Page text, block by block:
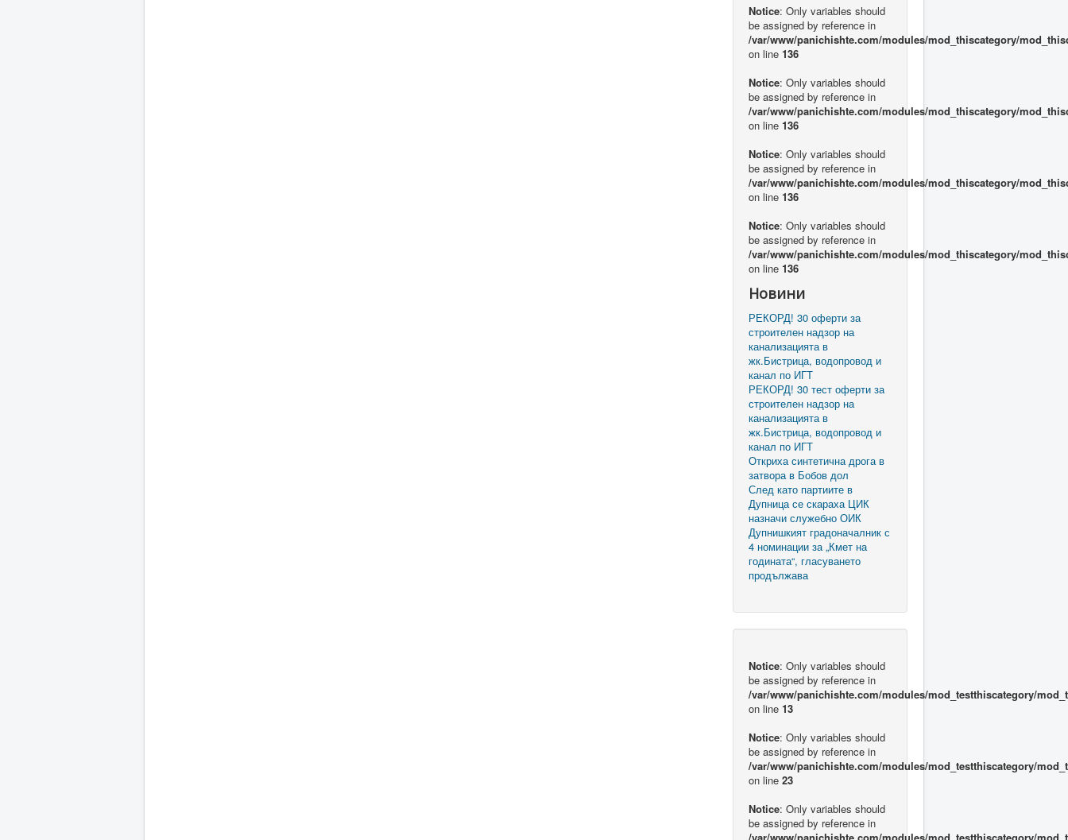
Notice: Only variables should
be assigned by reference in
/var/www/panichishte.com/modules/mod_thiscategory/
on line 136
Notice: Only variables should
be assigned by reference in
/var/www/panichishte.com/modules/mod_thiscategory/
on line 136
Notice: Only variables should
be assigned by reference in
/var/www/panichishte.com/modules/mod_thiscategory/
on line 136
Notice: Only variables should
be assigned by reference in
/var/www/panichishte.com/modules/mod_thiscategory/
on line 136
Новини
РЕКОРД! 30 оферти за
строителен надзор на
канализацията в
жк.Бистрица, водопровод и
канал по ИГТ
РЕКОРД! 30 тест оферти за
строителен надзор на
канализацията в
жк.Бистрица, водопровод и
канал по ИГТ
Откриха синтетична дрога в
затвора в Бобов дол
След като партиите в
Дупница се скараха ЦИК
назначи служебно ОИК
Дупнишкият градоначалник с
4 номинации за „Кмет на
годината“, гласуването
продължава
Notice: Only variables should
be assigned by reference in
/var/www/panichishte.com/modules/mod_testthiscategory/
on line 13
Notice: Only variables should
be assigned by reference in
/var/www/panichishte.com/modules/mod_testthiscategory/
on line 23
Notice: Only variables should
be assigned by reference in